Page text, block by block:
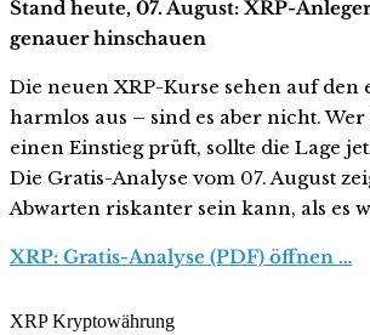
Stand heute, 07. August: XRP-
genauer hinschauen
Die neuen XRP-Kurse sehen auf den
harmlos aus – sind es aber nicht.
einen Einstieg prüft, sollte die Lage
Die Gratis-Analyse vom 07. August
Abwarten riskanter sein kann, als es
XRP: Gratis-Analyse (PDF) öffnen …
XRP Kryptowährung